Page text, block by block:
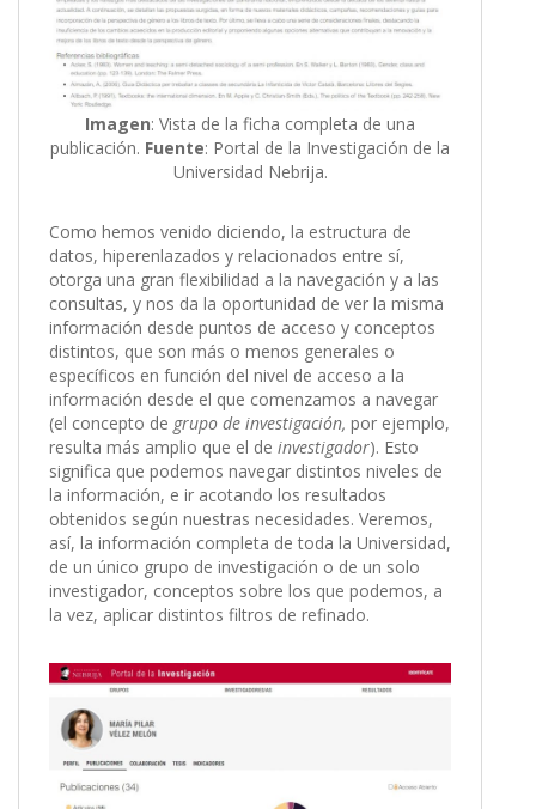
Imagen: Vista de la ficha completa de una
publicación. Fuente: Portal de la Investigación de la
Universidad Nebrija.
Como hemos venido diciendo, la estructura de
datos, hiperenlazados y relacionados entre sí,
otorga una gran flexibilidad a la navegación y a las
consultas, y nos da la oportunidad de ver la misma
información desde puntos de acceso y conceptos
distintos, que son más o menos generales o
específicos en función del nivel de acceso a la
información desde el que comenzamos a navegar
(el concepto de grupo de investigación, por ejemplo,
resulta más amplio que el de investigador). Esto
significa que podemos navegar distintos niveles de
la información, e ir acotando los resultados
obtenidos según nuestras necesidades. Veremos,
así, la información completa de toda la Universidad,
de un único grupo de investigación o de un solo
investigador, conceptos sobre los que podemos, a
la vez, aplicar distintos filtros de refinado.